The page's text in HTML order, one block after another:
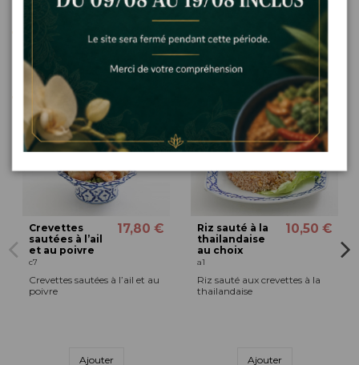
Les clients qui ont acheté ce produit ont
également acheté...
Crevettes
sautées à l’ail
et au poivre
c7
17,80 €
Crevettes sautées à l’ail et au
poivre
Ajouter
Riz sauté à la
thailandaise
au choix
a1
10,50 €
Riz sauté aux crevettes à la
thailandaise
Ajouter